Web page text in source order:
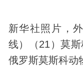
新华社照片，
线）（21）莫
俄罗斯莫斯科动